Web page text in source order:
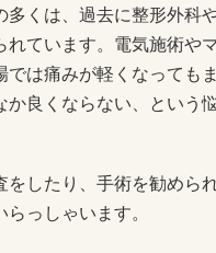
多くは、過去に整形外科
れています。電気施術や
では痛みが軽くなっても
か良くならない、という
をしたり、手術を勧めら
っしゃいます。